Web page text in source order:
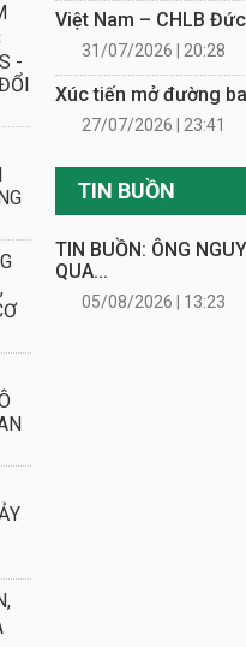
-
Việt Nam – CHLB
31/07/2026 | 20:28
Xúc tiến mở đường
27/07/2026 | 23:41
TIN BUỒN
TIN BUỒN: ÔNG
QUA...
05/08/2026 | 13:23